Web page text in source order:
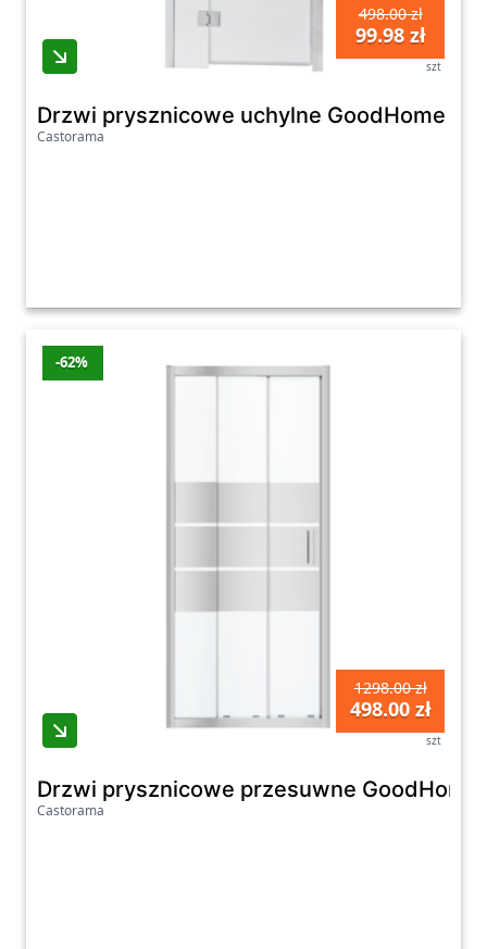
498.00 zł
99.98 zł
szt
Drzwi prysznicowe uchylne GoodHome
Castorama
-62%
1298.00 zł
498.00 zł
szt
Drzwi prysznicowe przesuwne
Castorama